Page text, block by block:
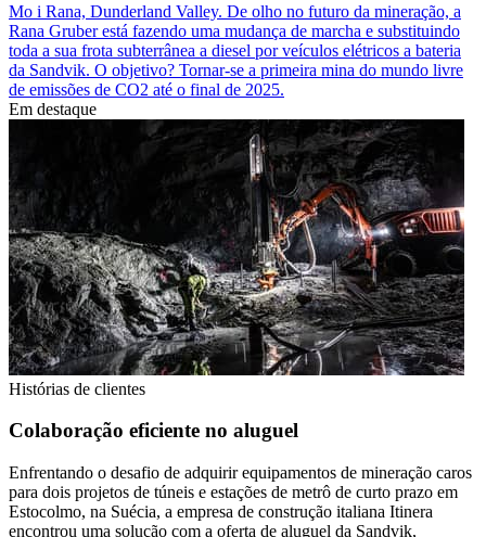
Mo i Rana, Dunderland Valley. De olho no futuro da mineração, a
Rana Gruber está fazendo uma mudança de marcha e substituindo
toda a sua frota subterrânea a diesel por veículos elétricos a bateria
da Sandvik. O objetivo? Tornar-se a primeira mina do mundo livre
de emissões de CO2 até o final de 2025.
Em destaque
Histórias de clientes
Colaboração eficiente no aluguel
Enfrentando o desafio de adquirir equipamentos de mineração caros
para dois projetos de túneis e estações de metrô de curto prazo em
Estocolmo, na Suécia, a empresa de construção italiana Itinera
encontrou uma solução com a oferta de aluguel da Sandvik,